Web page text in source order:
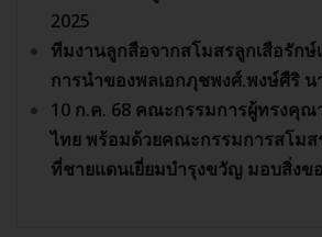
2025
ทีมงานลูกสือจากสโมสรลูกเสือรักษ์
การนำของพลเอกภุชพงศ์.พงษ์ศืริ
10 ก.ค. 68 คณะกรรมการผู้ทรงคุ
ไทย พร้อมด้วยคณะกรรมการสโมส
ที่ชายแดนเยี่ยมบำรุงขวัญ มอบสิ่งข